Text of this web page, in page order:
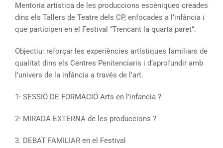
Mentoria artística de les produccions escèniques creades
dins els Tallers de Teatre dels CP, enfocades a l’infància i
que participen en el Festival “Trencant la quarta paret”.
Objectiu: reforçar les experiències artístiques familiars de
qualitat dins els Centres Penitenciaris i d’aprofundir amb
l’univers de la infància a través de l’art.
1· SESSIÓ DE FORMACIÓ Arts en l’infancia ?
2· MIRADA EXTERNA de les produccions ?
3. DEBAT FAMILIAR en el Festival